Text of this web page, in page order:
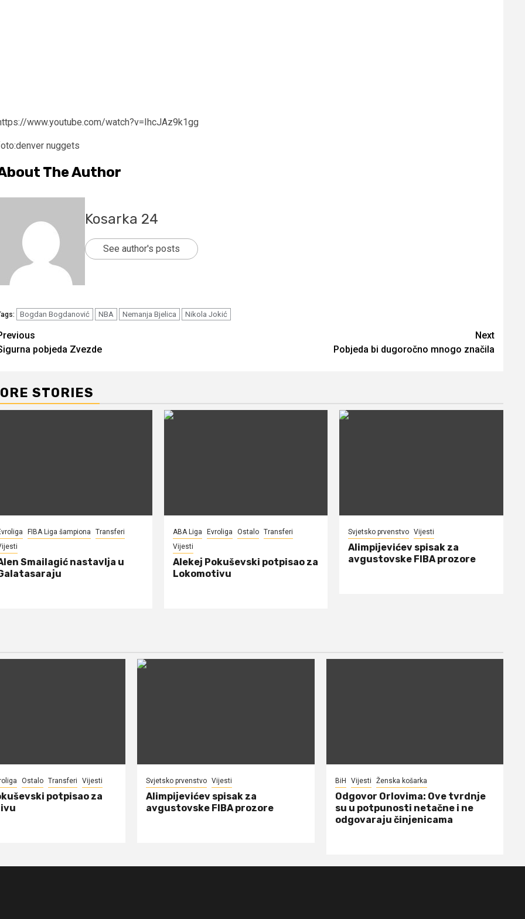
www.youtube.com/watch?v=IhcJAz9k1gg
nuggets
The Author
Kosarka 24
See author's posts
Bogdan Bogdanović NBA Nemanja Bjelica Nikola Jokić
pobjeda Zvezde
Next
Pobjeda bi dugoročno mnogo značila
STORIES
FIBA Liga šampiona
Transferi
Smailagić nastavlja u
ABA Liga Evroliga Ostalo Transferi
Vijesti
Alekej Pokuševski potpisao za
Lokomotivu
Svjetsko prvenstvo Vijesti
Alimpijevićev spisak za
avgustovske FIBA prozore
Ostalo Transferi Vijesti
potpisao za
Svjetsko prvenstvo Vijesti
Alimpijevićev spisak za
avgustovske FIBA prozore
BiH Vijesti Ženska košarka
Odgovor Orlovima: ​Ove tvrdnje
su u potpunosti netačne i ne
odgovaraju činjenicama